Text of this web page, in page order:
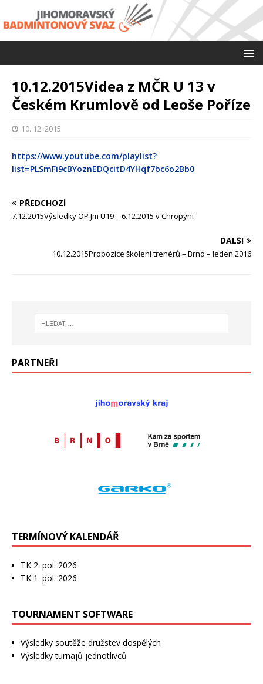
10.12.2015Videa z MČR U 13 v
Českém Krumlově od Leoše Poříze
10. 12. 2015
https://www.youtube.com/playlist?
list=PLSmFi9cBYoznEDQcitD4YHqf7bc6o2Bb0
PŘEDCHOZÍ
7.12.2015Výsledky OP Jm U19 – 6.12.2015 v Chropyni
DALŠÍ
10.12.2015Propozice školení trenérů – Brno – leden 2016
PARTNEŘI
TERMÍNOVÝ KALENDÁŘ
TK 2. pol. 2026
TK 1. pol. 2026
TOURNAMENT SOFTWARE
Výsledky soutěže družstev dospělých
Výsledky turnajů jednotlivců